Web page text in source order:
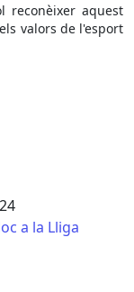
reconèixer aquest
valors de l'esport
la Lliga Nacional